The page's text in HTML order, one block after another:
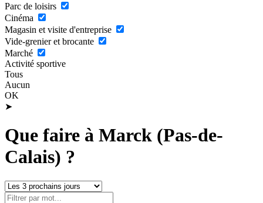
Parc de loisirs
Cinéma
Magasin et visite d'entreprise
Vide-grenier et brocante
Marché
Activité sportive
Tous
Aucun
OK
➤
Que faire à Marck (Pas-de-
Calais) ?